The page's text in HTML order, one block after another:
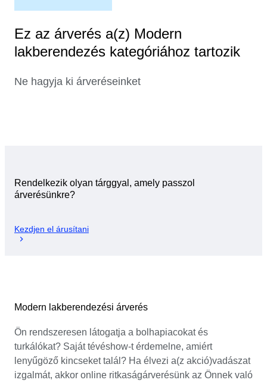
Ez az árverés a(z) Modern
lakberendezés kategóriához tartozik
Ne hagyja ki árveréseinket
Rendelkezik olyan tárggyal, amely passzol
árverésünkre?
Kezdjen el árusítani
Modern lakberendezési árverés
Ön rendszeresen látogatja a bolhapiacokat és
turkálókat? Saját tévéshow-t érdemelne, amiért
lenyűgöző kincseket talál? Ha élvezi a(z akció)vadászat
izgalmát, akkor online ritkaságárverésünk az Önnek való